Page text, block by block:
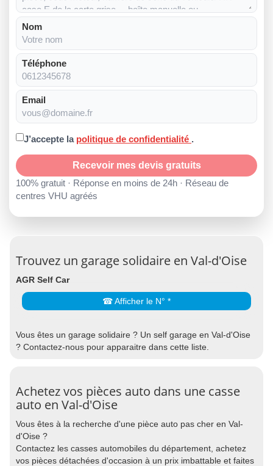
Nom
Téléphone
Email
J’accepte la politique de confidentialité .
Recevoir mes devis gratuits
100% gratuit · Réponse en moins de 24h · Réseau de
centres VHU agréés
Trouvez un garage solidaire en Val-d'Oise
AGR Self Car
☎ Afficher le N° *
Vous êtes un garage solidaire ? Un self garage en Val-d'Oise
? Contactez-nous pour apparaitre dans cette liste.
Achetez vos pièces auto dans une casse
auto en Val-d'Oise
Vous êtes à la recherche d'une pièce auto pas cher en Val-
d'Oise ?
Contactez les casses automobiles du département, achetez
vos pièces détachées d'occasion à un prix imbattable et faites